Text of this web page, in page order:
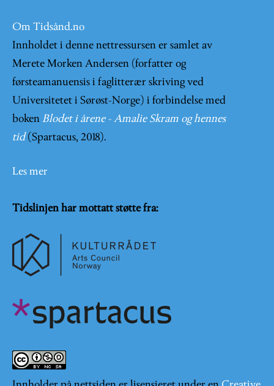
Om Tidsånd.no
Innholdet i denne nettressursen er samlet av
Merete Morken Andersen (forfatter og
førsteamanuensis i faglitterær skriving ved
Universitetet i Sørøst-Norge) i forbindelse med
boken Blodet i årene - Amalie Skram og hennes
tid (Spartacus, 2018).
Les mer
Tidslinjen har mottatt støtte fra: